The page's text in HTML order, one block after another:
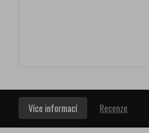
Více informací Recenze